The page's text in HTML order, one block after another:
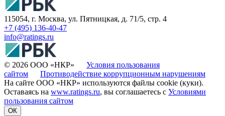
115054, г. Москва, ул. Пятницкая, д. 71/5, стр. 4
+7 (495) 136-40-47
info@ratings.ru
© 2026 ООО «НКР» Условия пользования
сайтом
Противодействие коррупционным нарушениям
На сайте ООО «НКР» используются файлы cookie (куки).
Оставаясь на www.ratings.ru, вы соглашаетесь с Условиями
пользования сайтом
ОК